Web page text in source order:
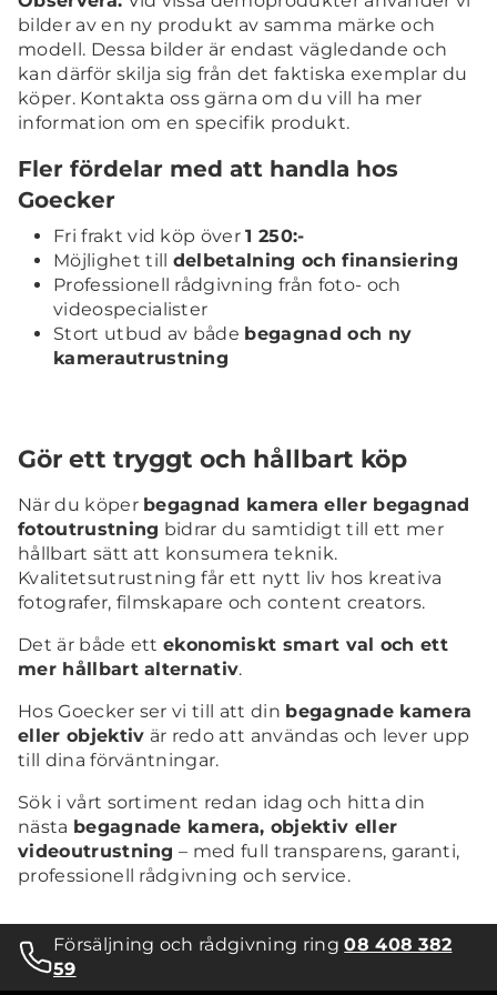
bilder av en ny produkt av samma märke och
modell. Dessa bilder är endast vägledande och
kan därför skilja sig från det faktiska exemplar du
köper. Kontakta oss gärna om du vill ha mer
information om en specifik produkt.
Fler fördelar med att handla hos
Goecker
Fri frakt vid köp över1 250:-
Möjlighet till delbetalning och finansiering
Professionell rådgivning från foto- och
videospecialister
Stort utbud av både begagnad och ny
kamerautrustning
Gör ett tryggt och hållbart köp
När du köper begagnad kamera eller begagnad
fotoutrustning bidrar du samtidigt till ett mer
hållbart sätt att konsumera teknik.
Kvalitetsutrustning får ett nytt liv hos kreativa
fotografer, filmskapare och content creators.
Det är både ettekonomiskt smart val och ett
mer hållbart alternativ.
Hos Goecker ser vi till att din begagnade kamera
eller objektiv är redo att användas och lever upp
till dina förväntningar.
Sök i vårt sortiment redan idag och hitta din
nästa begagnade kamera, objektiv eller
videoutrustning – med full transparens, garanti,
professionell rådgivning och service.
Försäljning och rådgivning ring08 408 382
59